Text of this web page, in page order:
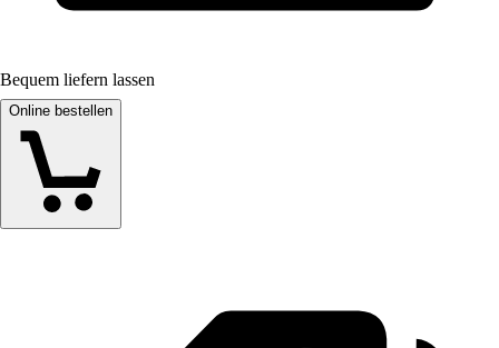
Bequem liefern lassen
Online bestellen